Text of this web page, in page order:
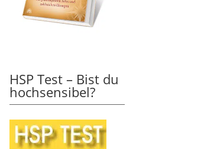
HSP Test – Bist du
hochsensibel?